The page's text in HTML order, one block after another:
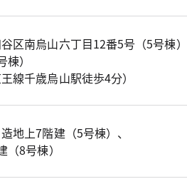
区南烏山六丁目12番5号（5号棟
棟）
王線千歳烏山駅徒歩4分）
地上7階建（5号棟）、
（8号棟）